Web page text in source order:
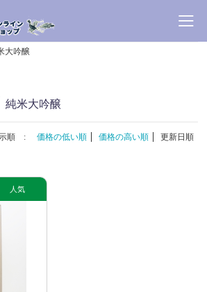
大吟醸
純米大吟醸
順 : 価格の低い順 価格の高い順 更新日順